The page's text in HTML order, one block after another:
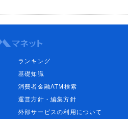
ランキング
基礎知識
消費者金融ATM検索
運営方針・編集方針
外部サービスの利用について